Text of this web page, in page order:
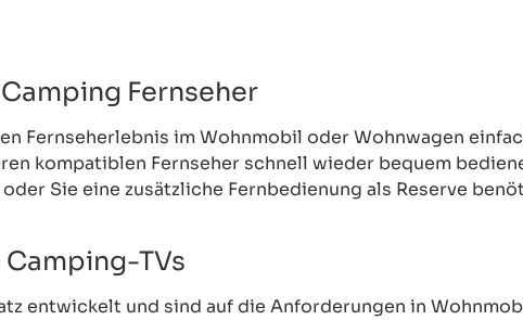
Fernseher
Fernseherlebnis im Wohnmobil oder Wohnwagen
kompatiblen Fernseher schnell wieder bequem
Sie eine zusätzliche Fernbedienung als Reserve
TVs
entwickelt und sind auf die Anforderungen in